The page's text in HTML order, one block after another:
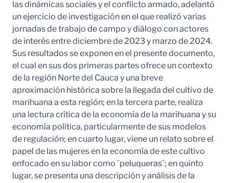
las dinámicas sociales y el conflicto armado, adelantó
un ejercicio de investigación en el que realizó varias
jornadas de trabajo de campo y diálogo con actores
de interés entre diciembre de 2023 y marzo de 2024.
Sus resultados se exponen en el presente documento,
el cual en sus dos primeras partes ofrece un contexto
de la región Norte del Cauca y una breve
aproximación histórica sobre la llegada del cultivo de
marihuana a esta región; en la tercera parte, realiza
una lectura crítica de la economía de la marihuana y su
economía política, particularmente de sus modelos
de regulación; en cuarto lugar, viene un relato sobre el
papel de las mujeres en la economía de este cultivo
enfocado en su labor como ´peluqueras´; en quinto
lugar, se presenta una descripción y análisis de la